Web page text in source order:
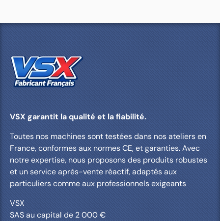
VSX garantit la qualité et la fiabilité.
Toutes nos machines sont testées dans nos ateliers en
France, conformes aux normes CE, et garanties. Avec
notre expertise, nous proposons des produits robustes
et un service après-vente réactif, adaptés aux
particuliers comme aux professionnels exigeants
VSX
SAS au capital de 2 000 €